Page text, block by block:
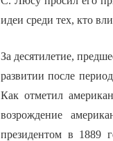
идеи среди тех, кто
За десятилетие,
развитии после
Как отметил
возрождение
президентом в 1889